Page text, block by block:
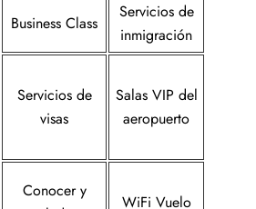
Business Class
Servicios de
inmigración
Servicios de
visas
Salas VIP del
aeropuerto
Conocer y
WiFi Vuelo